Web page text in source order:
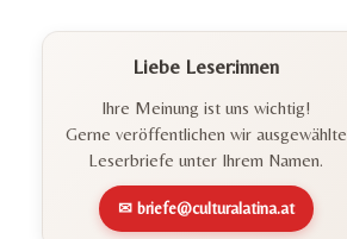
Liebe Leser:innen
Ihre Meinung ist uns wichtig!
Gerne veröffentlichen wir ausgewählte
Leserbriefe unter Ihrem Namen.
✉ briefe@culturalatina.at